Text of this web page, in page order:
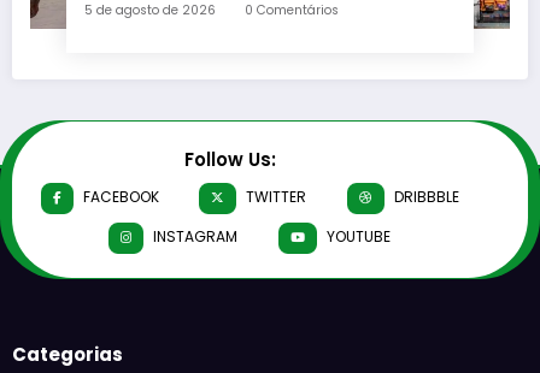
5 de agosto de 2026 0 Comentários
Follow Us:
FACEBOOK TWITTER
DRIBBBLE
INSTAGRAM
YOUTUBE
Categorias